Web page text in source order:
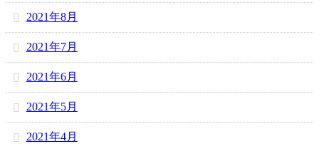
2021年8月
2021年7月
2021年6月
2021年5月
2021年4月